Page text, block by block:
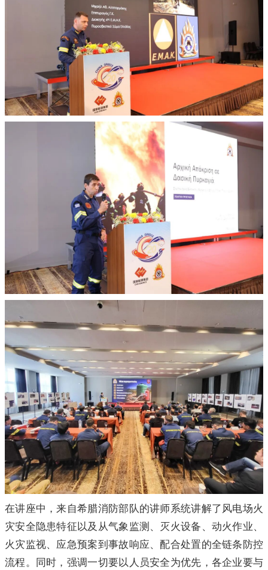
在讲座中，来自希腊消防部队的讲师系统讲解了风电场火
灾安全隐患特征以及从气象监测、灭火设备、动火作业、
火灾监视、应急预案到事故响应、配合处置的全链条防控
流程。同时，强调一切要以人员安全为优先，各企业要与